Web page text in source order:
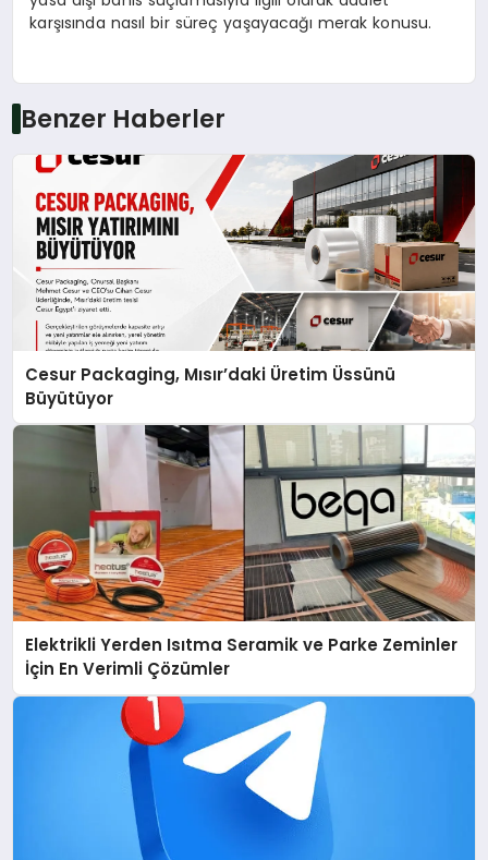
karşısında nasıl bir süreç yaşayacağı merak konusu.
Benzer Haberler
Cesur Packaging, Mısır’daki Üretim Üssünü
Büyütüyor
Elektrikli Yerden Isıtma Seramik ve Parke Zeminler
İçin En Verimli Çözümler